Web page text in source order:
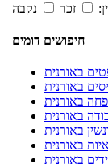
זכר נקבה
חיפושים דומים
באורנית
באורנית
באורנית
באורנית
באורנית
באורנית
באורנית